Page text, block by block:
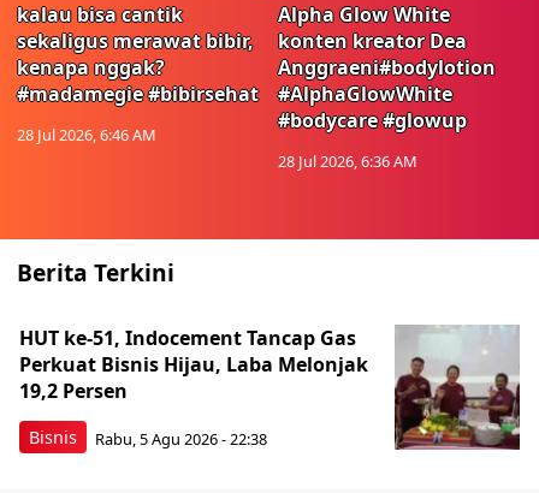
kalau bisa cantik
sekaligus merawat bibir,
kenapa nggak?
#madamegie #bibirsehat
28 Jul 2026, 6:46 AM
Alpha Glow White
konten kreator Dea
Anggraeni#bodylotion
#AlphaGlowWhite
#bodycare #glowup
28 Jul 2026, 6:36 AM
Berita Terkini
Bisnis
HUT ke-51, Indocement Tancap Gas
Perkuat Bisnis Hijau, Laba Melonjak
19,2 Persen
Rabu, 5 Agu 2026 - 22:38